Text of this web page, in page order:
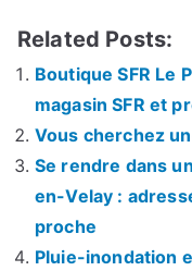
Related Posts:
Boutique SFR Le
magasin SFR et
Vous cherchez
Se rendre dans
en-Velay :
proche
Pluie-inondation